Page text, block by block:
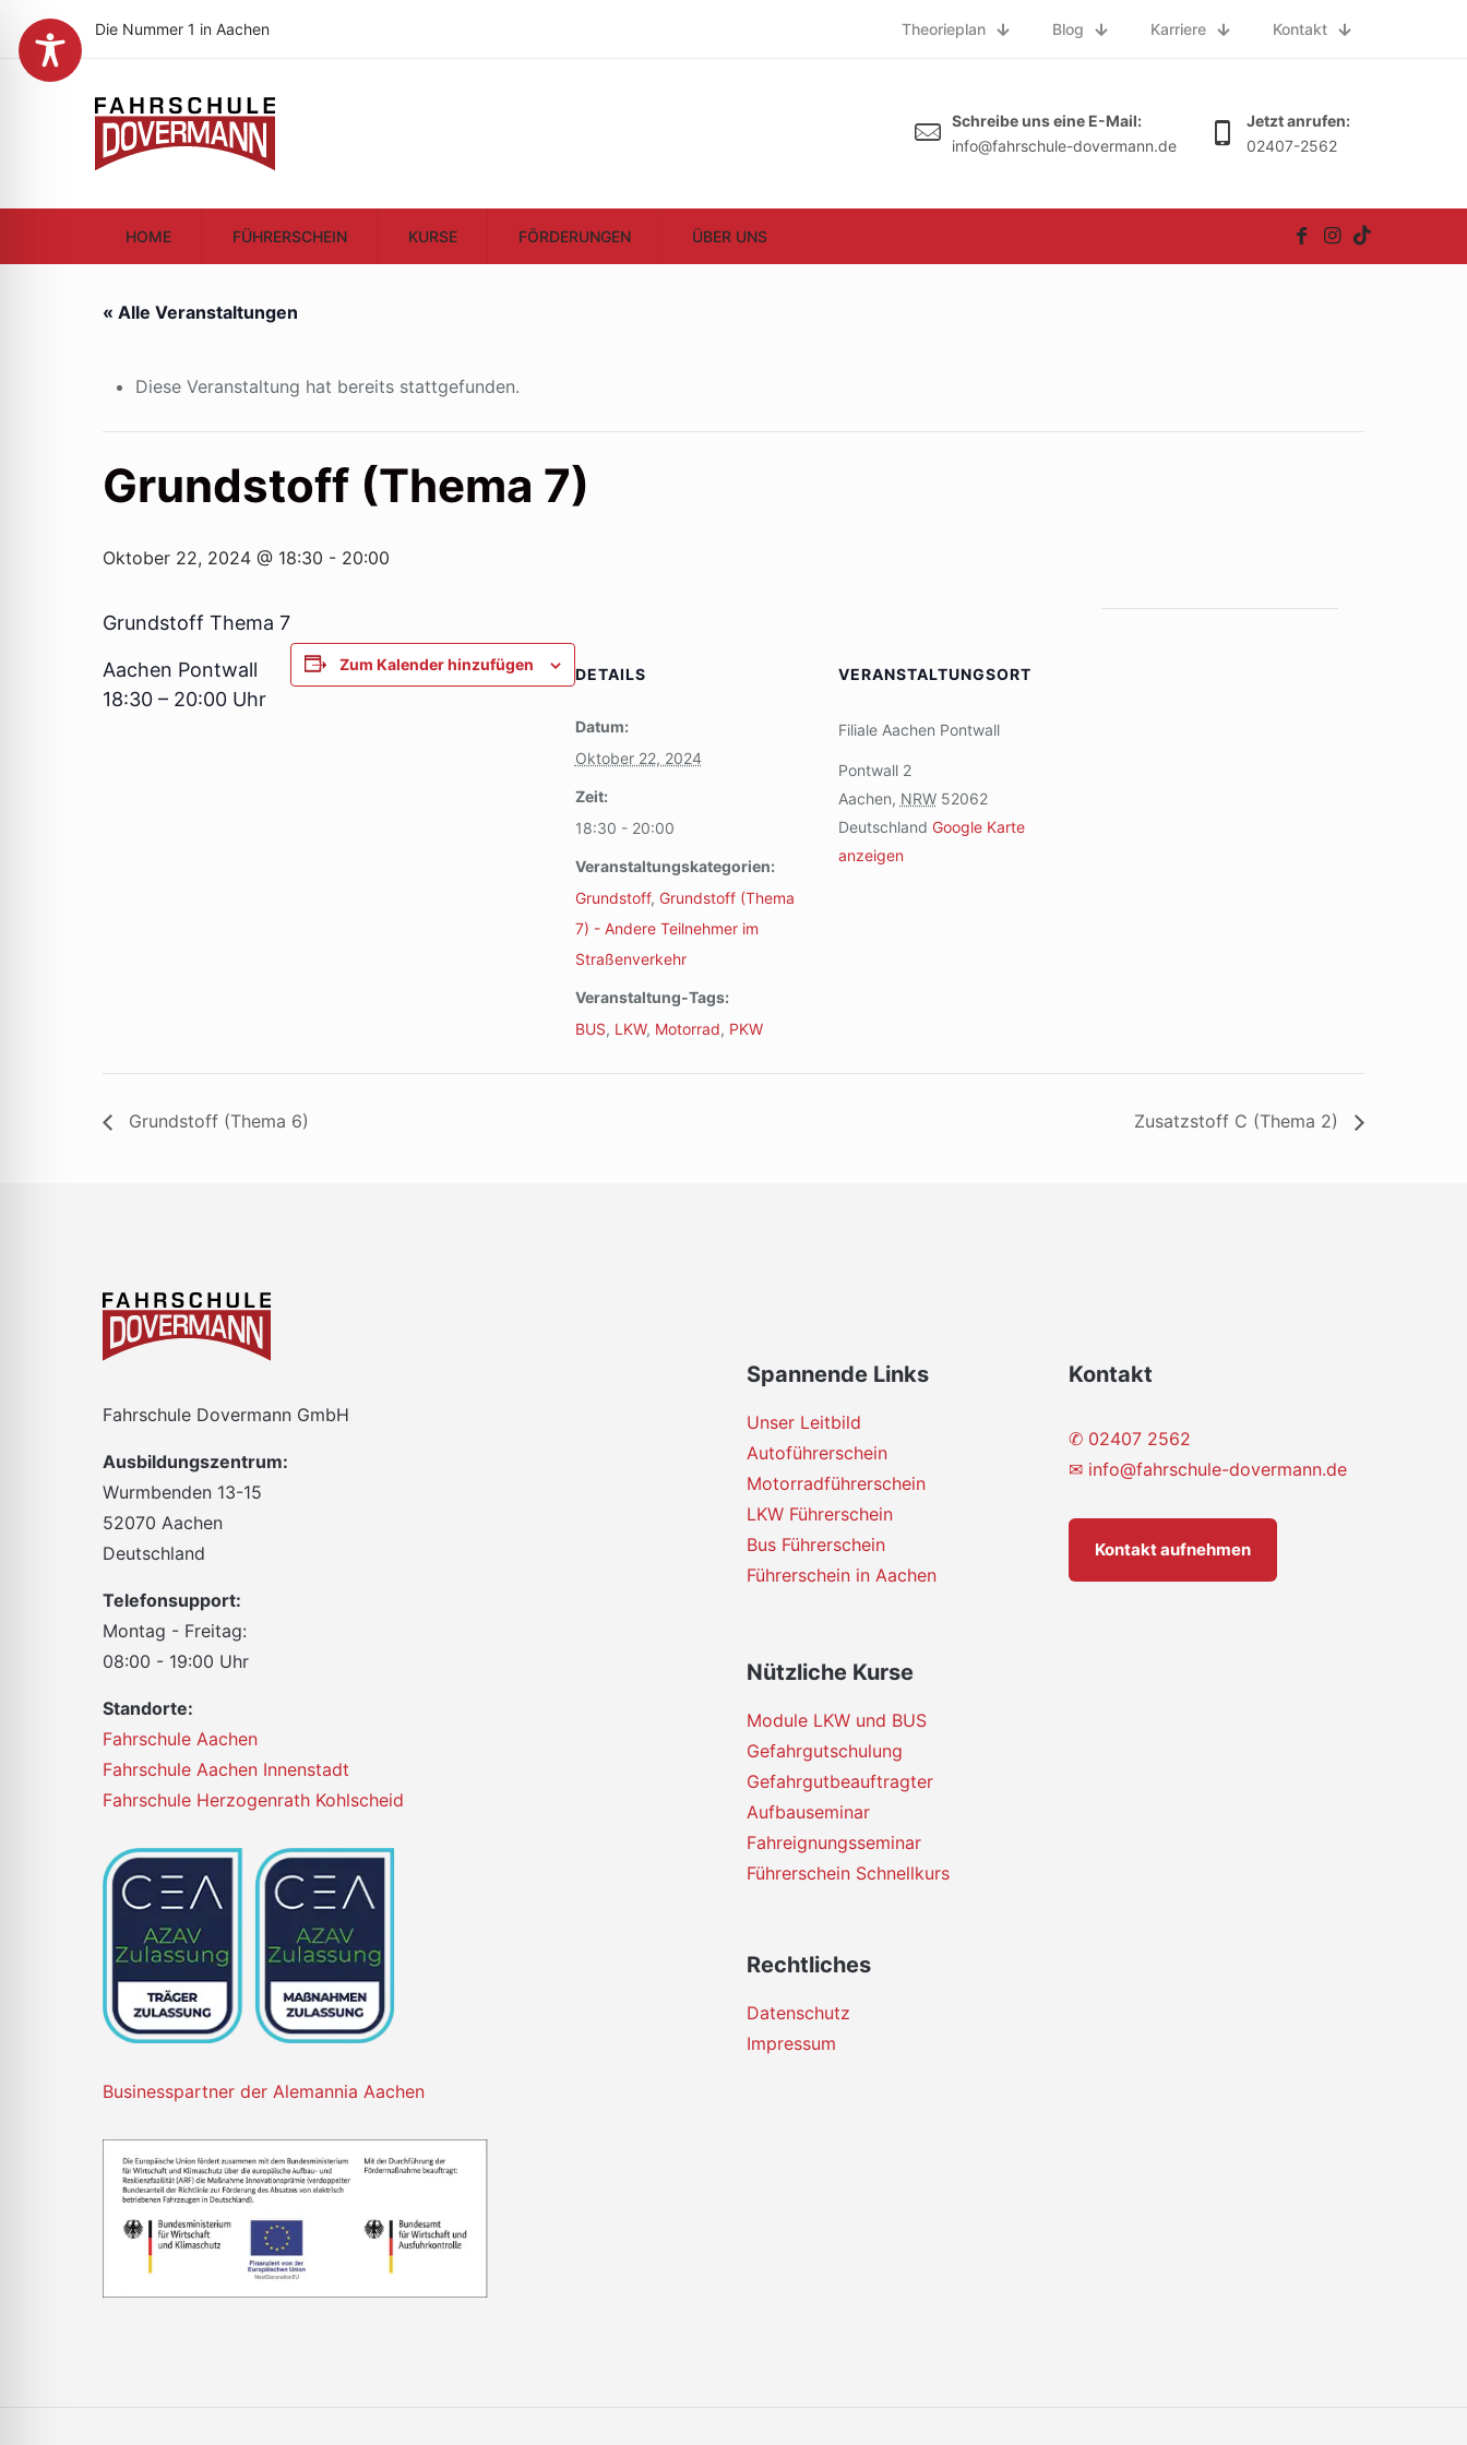
Die Nummer 1 in Aachen Theorieplan Blog Karriere Kontakt
Schreibe uns eine E-Mail:
info@fahrschule-dovermann.de
Jetzt anrufen:
02407-2562
HOME FÜHRERSCHEIN KURSE FÖRDERUNGEN ÜBER UNS
« Alle Veranstaltungen
Diese Veranstaltung hat bereits stattgefunden.
Grundstoff (Thema 7)
Oktober 22, 2024 @ 18:30 - 20:00
Grundstoff Thema 7
Aachen Pontwall
18:30 – 20:00 Uhr
Zum Kalender hinzufügen
DETAILS
Datum:
Oktober 22, 2024
Zeit:
18:30 - 20:00
Veranstaltungskategorien:
Grundstoff, Grundstoff (Thema
7) - Andere Teilnehmer im
Straßenverkehr
Veranstaltung-Tags:
BUS, LKW, Motorrad, PKW
VERANSTALTUNGSORT
Filiale Aachen Pontwall
Pontwall 2
Aachen, NRW 52062
Deutschland Google Karte
anzeigen
Grundstoff (Thema 6) Zusatzstoff C (Thema 2)
Fahrschule Dovermann GmbH
Ausbildungszentrum:
Wurmbenden 13-15
52070 Aachen
Deutschland
Telefonsupport:
Montag - Freitag:
08:00 - 19:00 Uhr
Standorte:
Fahrschule Aachen
Fahrschule Aachen Innenstadt
Fahrschule Herzogenrath Kohlscheid
Businesspartner der Alemannia Aachen
Spannende Links
Unser Leitbild
Autoführerschein
Motorradführerschein
LKW Führerschein
Bus Führerschein
Führerschein in Aachen
Nützliche Kurse
Module LKW und BUS
Gefahrgutschulung
Gefahrgutbeauftragter
Aufbauseminar
Fahreignungsseminar
Führerschein Schnellkurs
Rechtliches
Datenschutz
Impressum
Kontakt
✆ 02407 2562
✉ info@fahrschule-dovermann.de
Kontakt aufnehmen